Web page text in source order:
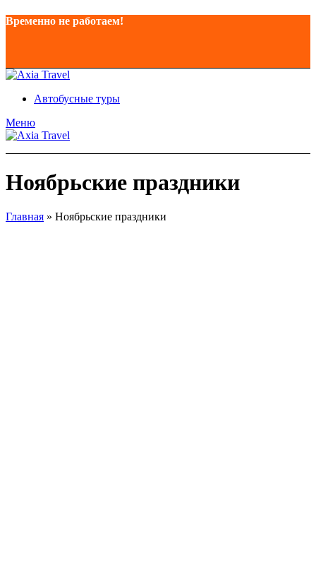
Временно не работаем!
Автобусные туры
Меню
Ноябрьские праздники
Главная » Ноябрьские праздники